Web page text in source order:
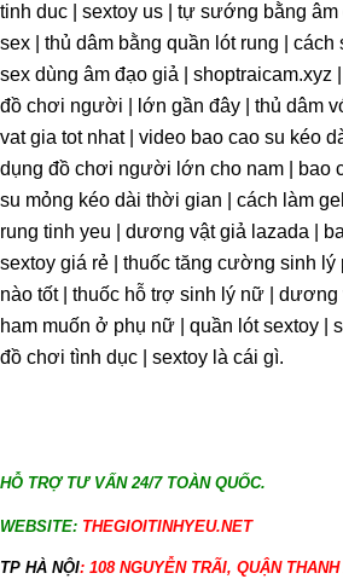
tinh duc | sextoy us | tự sướng bằng
sex | thủ dâm bằng quần lót rung | cách
sex dùng âm đạo giả | shoptraicam.xyz
đồ chơi người | lớn gần đây | thủ dâm
vat gia tot nhat | video bao cao su kéo
dụng đồ chơi người lớn cho nam | bao
su mỏng kéo dài thời gian | cách làm
rung tinh yeu | dương vật giả lazada |
sextoy giá rẻ | thuốc tăng cường sinh
nào tốt | thuốc hỗ trợ sinh lý nữ | dương
ham muốn ở phụ nữ | quần lót sextoy |
đồ chơi tình dục | sextoy là cái gì.
HỖ TRỢ TƯ VẤN 24/7 TOÀN QUỐC.
WEBSITE: THEGIOITINHYEU.NET
TP HÀ NỘI: 108 NGUYỄN TRÃI, QUẬN